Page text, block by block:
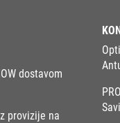
dostavom
provizije na